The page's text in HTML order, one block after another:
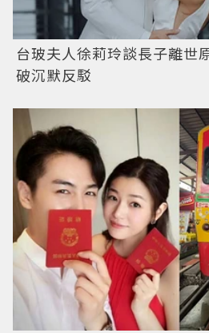
台玻夫人徐莉玲談長子離世
破沉默反駁